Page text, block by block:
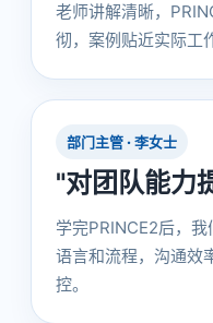
老师讲解清晰，
彻，案例贴近实际工
部门主管 · 李女士
"对团队能力
学完PRINCE2后，
语言和流程，沟通效
控。